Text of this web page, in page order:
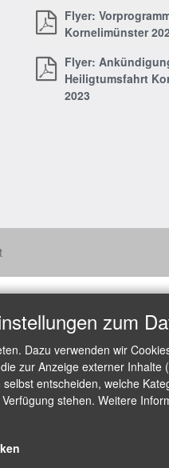
Flyer:
Kornelimünster
Flyer:
Heiligtumsfahrt
2023
zum
Dazu verwenden wir
zur Anzeige externer
entscheiden, welche
stehen. Weitere